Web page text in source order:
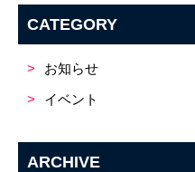
CATEGORY
お知らせ
イベント
ARCHIVE